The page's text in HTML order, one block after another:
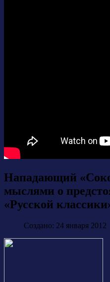
Нападающий
мыслями о
«Русской
Создано: 24 января 2012